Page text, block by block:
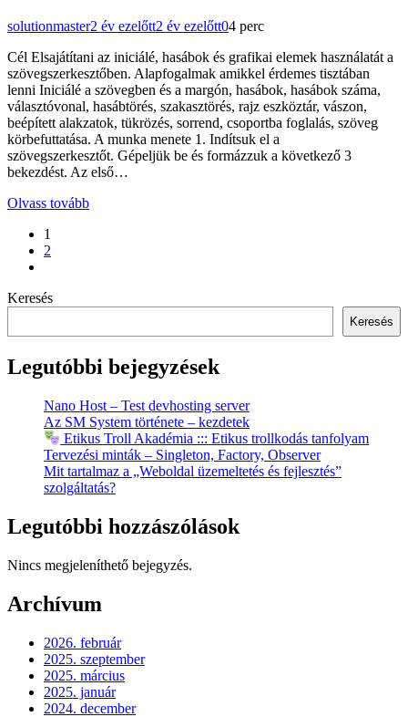
solutionmaster2 év ezelőtt2 év ezelőtt04 perc
Cél Elsajátítani az iniciálé, hasábok és grafikai elemek használatát a
szövegszerkesztőben. Alapfogalmak amikkel érdemes tisztában
lenni Iniciálé a szövegben és a margón, hasábok, hasábok száma,
választóvonal, hasábtörés, szakasztörés, rajz eszköztár, vászon,
beépített alakzatok, tükrözés, sorrend, csoportba foglalás, szöveg
körbefuttatása. A munka menete 1. Indítsuk el a
szövegszerkesztőt. Gépeljük be és formázzuk a következő 3
bekezdést. Az első…
Olvass tovább
1
2
Keresés
Keresés
Legutóbbi bejegyzések
Nano Host – Test devhosting server
Az SM System története – kezdetek
Etikus Troll Akadémia ::: Etikus trollkodás tanfolyam
Tervezési minták – Singleton, Factory, Observer
Mit tartalmaz a „Weboldal üzemeltetés és fejlesztés”
szolgáltatás?
Legutóbbi hozzászólások
Nincs megjeleníthető bejegyzés.
Archívum
2026. február
2025. szeptember
2025. március
2025. január
2024. december